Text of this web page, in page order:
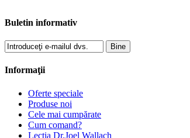
Buletin informativ
Bine
Informaţii
Oferte speciale
Produse noi
Cele mai cumpărate
Cum comand?
Lectia Dr.Joel Wallach